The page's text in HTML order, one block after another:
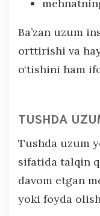
Ba’zan uzum
orttirishi va
o‘tishini ham
TUSHDA
Tushda uzum
sifatida talqin
davom etgan
yoki foyda